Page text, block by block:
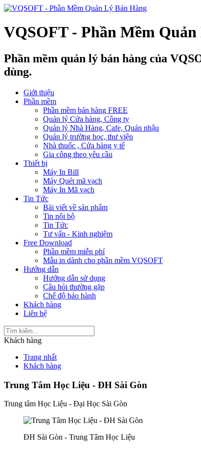
VQSOFT - Phần Mềm
Phần mềm quản lý bán hàng của
dùng.
Giới thiệu
Phần mềm
Phần mềm bán hàng FREE
Quản lý Cửa hàng, Công ty
Quản lý Nhà Hàng, Cafe, Quán nhậu
Quản lý trường học, thư viện
Nhà thuốc , Cửa hàng y tế
Gia công theo yêu cầu
Thiết bị
Máy In Bill
Máy Quét mã vạch
Máy In Mã vạch
Tin Tức
Bài viết về sản phẩm
Tin nội bộ
Tin Tức
Tư vấn - Kinh nghiệm
Free Download
Phần mềm miễn phí
Mẫu in dành cho phần mềm VQSOFT
Hướng dẫn
Hướng dẫn sử dụng
Câu hỏi thường gặp
Chế độ bảo hành
Khách hàng
Liên hệ
Khách hàng
Trang nhất
Khách hàng
Trung Tâm Học Liệu - ĐH Sài Gòn
Trung tâm Học Liệu - Đại Học Sài Gòn
ĐH Sài Gòn - Trung Tâm Học Liệu